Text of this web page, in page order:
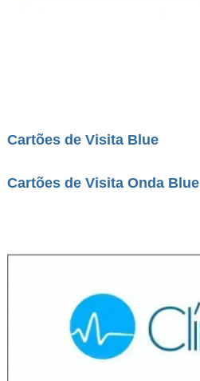
Cartões de Visita Blue
Cartões de Visita Onda Blue